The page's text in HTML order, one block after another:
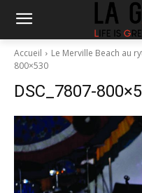
Accueil Le Merville Beach au
800×530
DSC_7807-